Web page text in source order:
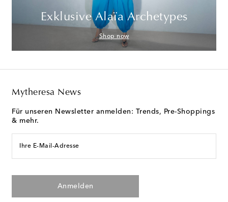
Exklusive Alaïa Archetypes
Shop now
Mytheresa News
Für unseren Newsletter anmelden: Trends, Pre-Shoppings
& mehr.
Ihre E-Mail-Adresse
Anmelden